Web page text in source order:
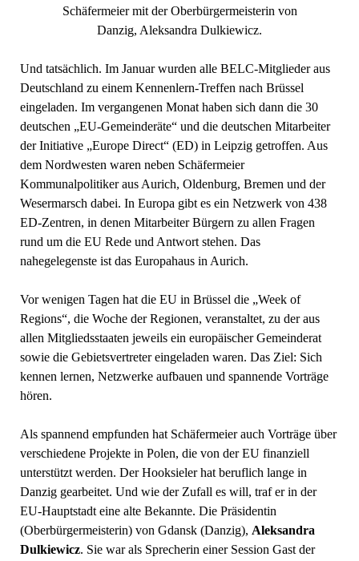
Schäfermeier mit der Oberbürgermeisterin von
Danzig, Aleksandra Dulkiewicz.
Und tatsächlich. Im Januar wurden alle BELC-Mitglieder aus
Deutschland zu einem Kennenlern-Treffen nach Brüssel
eingeladen. Im vergangenen Monat haben sich dann die 30
deutschen „EU-Gemeinderäte“ und die deutschen Mitarbeiter
der Initiative „Europe Direct“ (ED) in Leipzig getroffen. Aus
dem Nordwesten waren neben Schäfermeier
Kommunalpolitiker aus Aurich, Oldenburg, Bremen und der
Wesermarsch dabei. In Europa gibt es ein Netzwerk von 438
ED-Zentren, in denen Mitarbeiter Bürgern zu allen Fragen
rund um die EU Rede und Antwort stehen. Das
nahegelegenste ist das Europahaus in Aurich.
Vor wenigen Tagen hat die EU in Brüssel die „Week of
Regions“, die Woche der Regionen, veranstaltet, zu der aus
allen Mitgliedsstaaten jeweils ein europäischer Gemeinderat
sowie die Gebietsvertreter eingeladen waren. Das Ziel: Sich
kennen lernen, Netzwerke aufbauen und spannende Vorträge
hören.
Als spannend empfunden hat Schäfermeier auch Vorträge über
verschiedene Projekte in Polen, die von der EU finanziell
unterstützt werden. Der Hooksieler hat beruflich lange in
Danzig gearbeitet. Und wie der Zufall es will, traf er in der
EU-Hauptstadt eine alte Bekannte. Die Präsidentin
(Oberbürgermeisterin) von Gdansk (Danzig), Aleksandra
Dulkiewicz. Sie war als Sprecherin einer Session Gast der